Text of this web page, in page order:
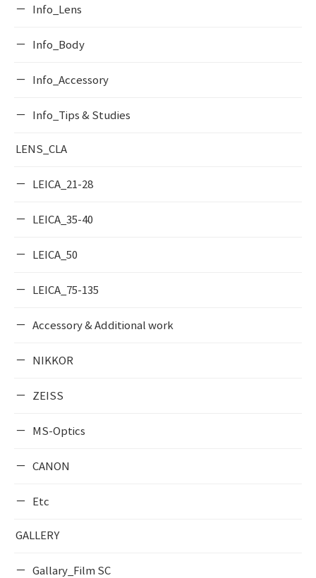
Info_Lens
Info_Body
Info_Accessory
Info_Tips & Studies
LENS_CLA
LEICA_21-28
LEICA_35-40
LEICA_50
LEICA_75-135
Accessory & Additional work
NIKKOR
ZEISS
MS-Optics
CANON
Etc
GALLERY
Gallary_Film SC